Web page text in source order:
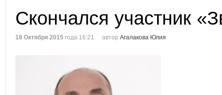
Скончался участник
18 Октября 2015 года 16:21 автор Агалакова Юлия